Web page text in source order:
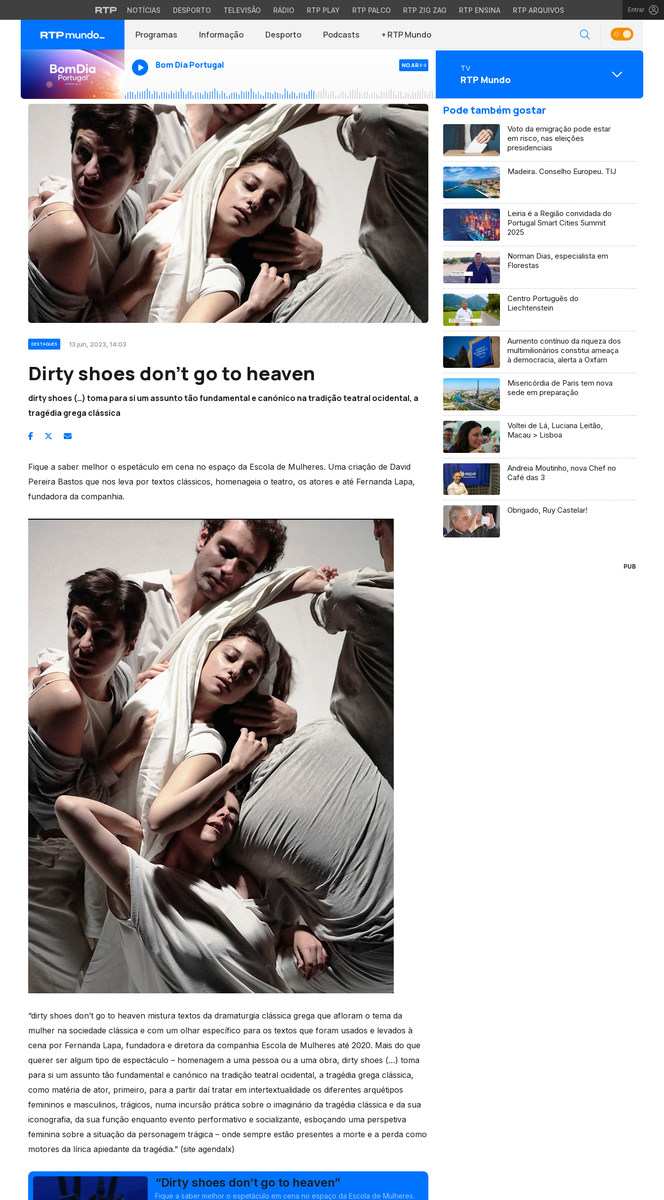
NOTÍCIAS DESPORTO TELEVISÃO RÁDIO RTP PLAY RTP PALCO RTP ZIG ZAG RTP ENSINA RTP ARQUIVOS Entrar
Programas Informação Desporto Podcasts + RTP Mundo
Bom Dia Portugal NO AR TV
RTP Mundo
DESTAQUES 13 jun, 2023, 14:03
Dirty shoes don’t go to heaven
dirty shoes (…) toma para si um assunto tão fundamental e canónico na tradição teatral ocidental, a
tragédia grega clássica
Fique a saber melhor o espetáculo em cena no espaço da Escola de Mulheres. Uma criação de David
Pereira Bastos que nos leva por textos clássicos, homenageia o teatro, os atores e até Fernanda Lapa,
fundadora da companhia.
“dirty shoes don’t go to heaven mistura textos da dramaturgia clássica grega que afloram o tema da
mulher na sociedade clássica e com um olhar específico para os textos que foram usados e levados à
cena por Fernanda Lapa, fundadora e diretora da companhia Escola de Mulheres até 2020. Mais do que
querer ser algum tipo de espectáculo – homenagem a uma pessoa ou a uma obra, dirty shoes (…) toma
para si um assunto tão fundamental e canónico na tradição teatral ocidental, a tragédia grega clássica,
como matéria de ator, primeiro, para a partir daí tratar em intertextualidade os diferentes arquétipos
femininos e masculinos, trágicos, numa incursão prática sobre o imaginário da tragédia clássica e da sua
iconografia, da sua função enquanto evento performativo e socializante, esboçando uma perspetiva
feminina sobre a situação da personagem trágica – onde sempre estão presentes a morte e a perda como
motores da lírica apiedante da tragédia.” (site agendalx)
“Dirty shoes don’t go to heaven”
Fique a saber melhor o espetáculo em cena no espaço da Escola de Mulheres.
Pode também gostar
Voto da emigração pode estar
em risco, nas eleições
presidenciais
Madeira. Conselho Europeu. TIJ
Leiria é a Região convidada do
Portugal Smart Cities Summit
2025
Norman Dias, especialista em
Florestas
Centro Português do
Liechtenstein
Aumento contínuo da riqueza dos
multimilionários constitui ameaça
à democracia, alerta a Oxfam
Misericórdia de Paris tem nova
sede em preparação
Voltei de Lá, Luciana Leitão,
Macau > Lisboa
Andreia Moutinho, nova Chef no
Café das 3
Obrigado, Ruy Castelar!
PUB